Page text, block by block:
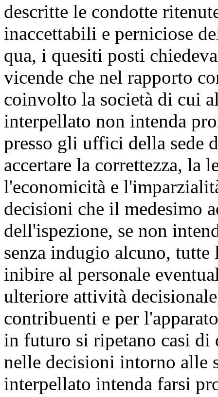
descritte le condotte
inaccettabili e perniciose
qua, i quesiti posti
vicende che nel rapporto
coinvolto la società di cui
interpellato non intenda
presso gli uffici della sede
accertare la correttezza, la
l'economicità e
decisioni che il medesimo
dell'ispezione, se non
senza indugio alcuno, tutte
inibire al personale
ulteriore attività
contribuenti e per
in futuro si ripetano casi
nelle decisioni intorno
interpellato intenda farsi